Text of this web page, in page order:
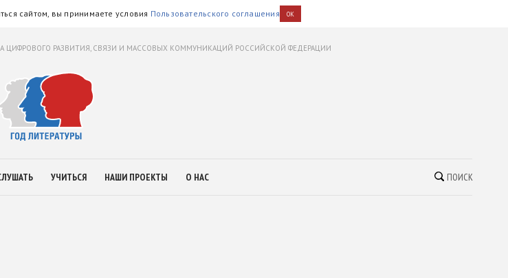
сайтом, вы принимаете условия Пользовательского соглашения OK
РАЗВИТИЯ, СВЯЗИ И МАССОВЫХ КОММУНИКАЦИЙ РОССИЙСКОЙ ФЕДЕРАЦИИ
УЧИТЬСЯ НАШИ ПРОЕКТЫ О НАС ПОИСК